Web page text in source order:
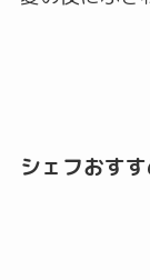
シェフおす